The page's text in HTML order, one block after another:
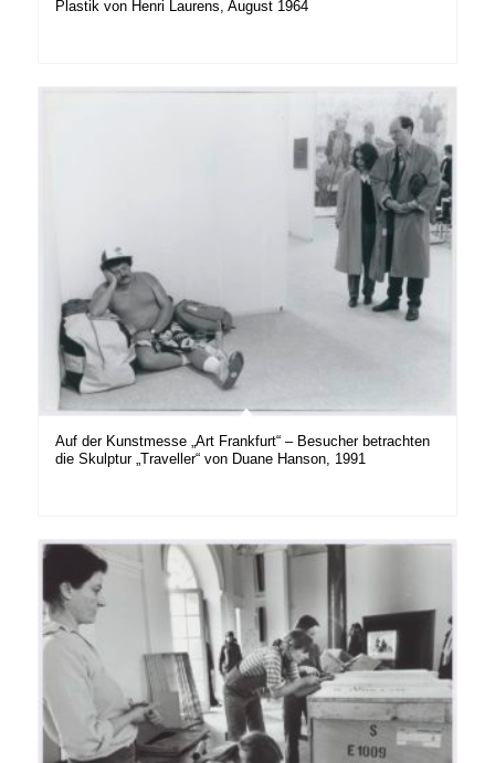
Plastik von Henri Laurens, August 1964
Auf der Kunstmesse „Art Frankfurt“ – Besucher betrachten
die Skulptur „Traveller“ von Duane Hanson, 1991